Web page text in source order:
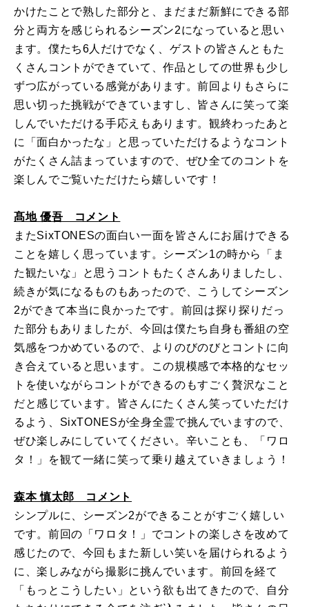
かけたことで熟した部分と、まだまだ新鮮にできる部
分と両方を感じられるシーズン2になっていると思い
ます。僕たち6人だけでなく、ゲストの皆さんともた
くさんコントができていて、作品としての世界も少し
ずつ広がっている感覚があります。前回よりもさらに
思い切った挑戦ができていますし、皆さんに笑って楽
しんでいただける手応えもあります。観終わったあと
に「面白かったな」と思っていただけるようなコント
がたくさん詰まっていますので、ぜひ全てのコントを
楽しんでご覧いただけたら嬉しいです！
髙地 優吾 コメント
またSixTONESの面白い一面を皆さんにお届けできる
ことを嬉しく思っています。シーズン1の時から「ま
た観たいな」と思うコントもたくさんありましたし、
続きが気になるものもあったので、こうしてシーズン
2ができて本当に良かったです。前回は探り探りだっ
た部分もありましたが、今回は僕たち自身も番組の空
気感をつかめているので、よりのびのびとコントに向
き合えていると思います。この規模感で本格的なセッ
トを使いながらコントができるのもすごく贅沢なこと
だと感じています。皆さんにたくさん笑っていただけ
るよう、SixTONESが全身全霊で挑んでいますので、
ぜひ楽しみにしていてください。辛いことも、「ワロ
タ！」を観て一緒に笑って乗り越えていきましょう！
森本 慎太郎 コメント
シンプルに、シーズン2ができることがすごく嬉しい
です。前回の「ワロタ！」でコントの楽しさを改めて
感じたので、今回もまた新しい笑いを届けられるよう
に、楽しみながら撮影に挑んでいます。前回を経て
「もっとこうしたい」という欲も出てきたので、自分